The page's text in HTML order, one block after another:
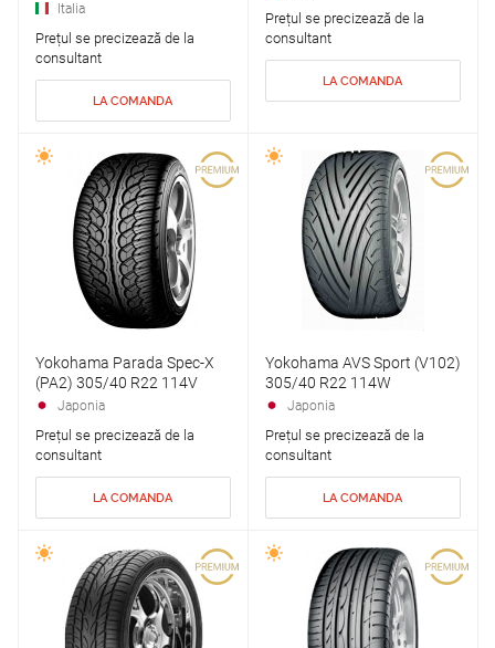
Italia
Prețul se precizează de la
consultant
LA COMANDA
Prețul se precizează de la
consultant
LA COMANDA
Yokohama Parada Spec-X
(PA2) 305/40 R22 114V
Japonia
Prețul se precizează de la
consultant
LA COMANDA
Yokohama AVS Sport (V102)
305/40 R22 114W
Japonia
Prețul se precizează de la
consultant
LA COMANDA